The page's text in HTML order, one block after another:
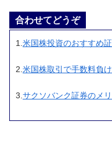
合わせてどうぞ
1. 米国株投資のおすすめ
2. 米国株取引で手数料負
3. サクソバンク証券のメ